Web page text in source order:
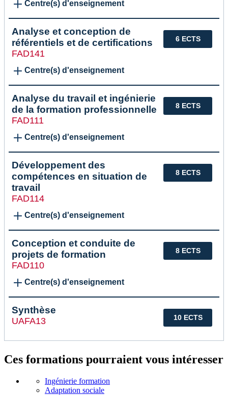
Centre(s) d'enseignement
6 ECTS
Analyse et conception de
référentiels et de certifications
FAD141
Centre(s) d'enseignement
8 ECTS
Analyse du travail et ingénierie
de la formation professionnelle
FAD111
Centre(s) d'enseignement
8 ECTS
Développement des
compétences en situation de
travail
FAD114
Centre(s) d'enseignement
8 ECTS
Conception et conduite de
projets de formation
FAD110
Centre(s) d'enseignement
10 ECTS
Synthèse
UAFA13
Ces formations pourraient vous intéresser
Ingénierie formation
Adaptation sociale